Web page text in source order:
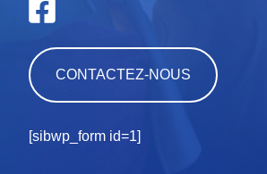
CONTACTEZ-NOUS
[sibwp_form id=1]